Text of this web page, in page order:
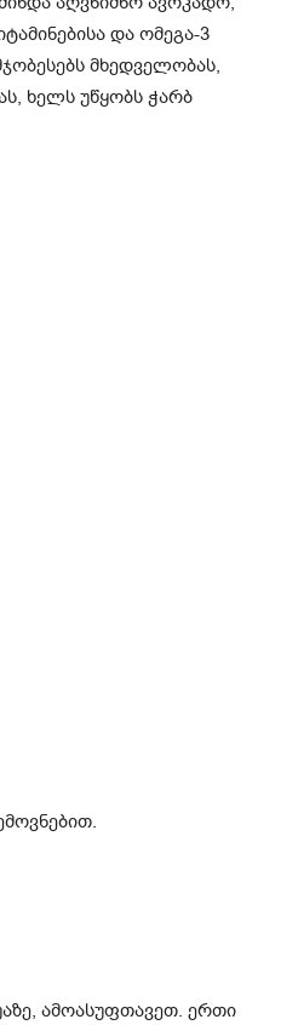
და ომეგა-3
მხედველობას,
ხელს უწყობს ჭარბ
ამოასუფთავეთ. ერთი